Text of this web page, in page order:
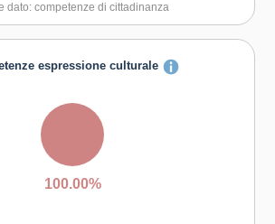
gli altri e valorizzare le loro idee, di
dato: competenze di cittadinanza
espressione culturale
100.00%